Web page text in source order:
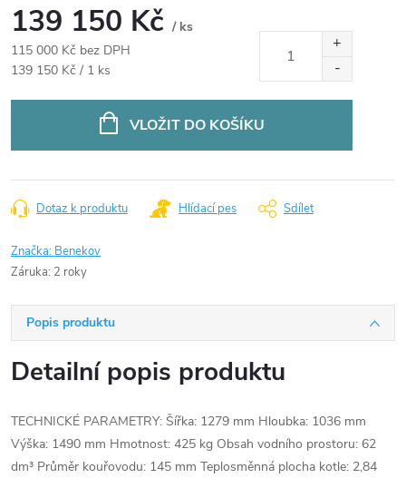
139 150 Kč / ks
115 000 Kč bez DPH
Měrná
139 150 Kč / 1 ks
VLOŽIT DO KOŠÍKU
Dotaz k produktu Hlídací pes Sdílet
Značka: Benekov
Záruka: 2 roky
Popis produktu
Detailní popis produktu
TECHNICKÉ PARAMETRY: Šířka: 1279 mm Hloubka: 1036 mm
Výška: 1490 mm Hmotnost: 425 kg Obsah vodního prostoru: 62
dm³ Průměr kouřovodu: 145 mm Teplosměnná plocha kotle: 2,84